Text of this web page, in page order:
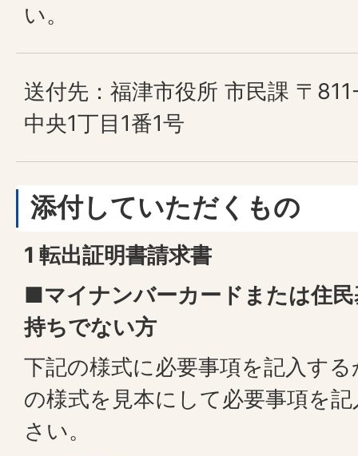
い。
送付先：福津市役所 市民課 〒
中央1丁目1番1号
添付していただくもの
1 転出証明書請求書
■マイナンバーカードまたは住
持ちでない方
下記の様式に必要事項を記入す
の様式を見本にして必要事項を
さい。